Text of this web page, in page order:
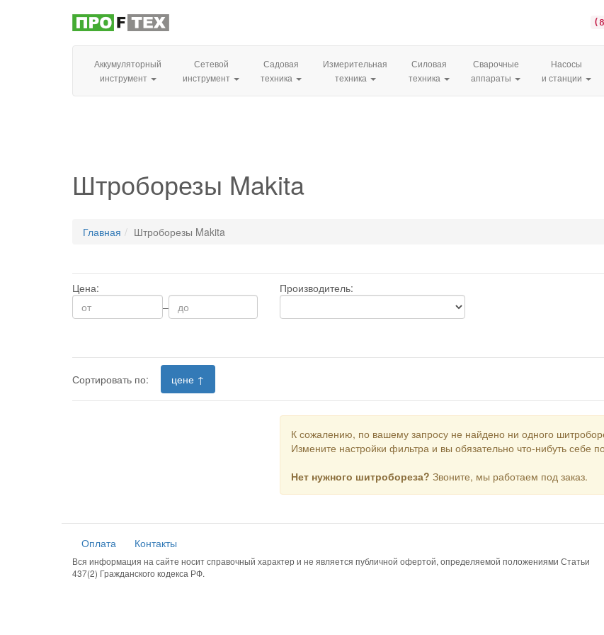
Аккумуляторный
инструмент
Сетевой
инструмент
Садовая
техника
Измерительная
техника
Силовая
техника
Сварочные
аппараты
Насосы
и станции
Штроборезы Makita
Главная Штроборезы Makita
Цена:
–
Производитель:
Сортировать по: цене ↑
К сожалению, по вашему запросу не найдено ни одного
Измените настройки фильтра и вы обязательно что-нибуть себе
Нет нужного шитробореза? Звоните, мы работаем под заказ.
Оплата Контакты
Вся информация на сайте носит справочный характер и не является публичной офертой, определяемой положениями Статьи
437(2) Гражданского кодекса РФ.